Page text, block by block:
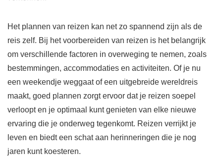
Het plannen van reizen kan net zo spannend zijn als de
reis zelf. Bij het voorbereiden van reizen is het belangrijk
om verschillende factoren in overweging te nemen, zoals
bestemmingen, accommodaties en activiteiten. Of je nu
een weekendje weggaat of een uitgebreide wereldreis
maakt, goed plannen zorgt ervoor dat je reizen soepel
verloopt en je optimaal kunt genieten van elke nieuwe
ervaring die je onderweg tegenkomt. Reizen verrijkt je
leven en biedt een schat aan herinneringen die je nog
jaren kunt koesteren.